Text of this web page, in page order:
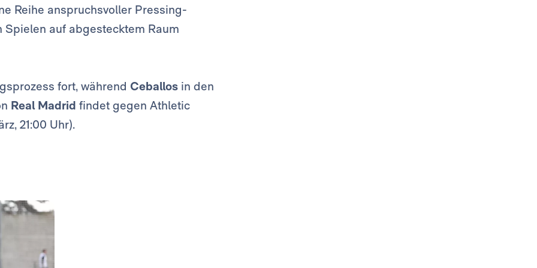
Reihe anspruchsvoller Pressing-
auf abgestecktem Raum
fort, während Ceballos in den
Real Madrid findet gegen Athletic
21:00 Uhr).